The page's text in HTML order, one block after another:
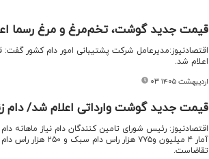
قیمت جدید گوشت، تخم‌مرغ و مرغ رسما
اقتصادنیوز:مدیرعامل شرکت پشتیبانی امور دام کشور
اعلام شد.
۰۳ اردیبهشت ۱۴۰۵
قیمت جدید گوشت وارداتی اعلام شد/ دام
آمار ۴ میلیون
تقاضاست.